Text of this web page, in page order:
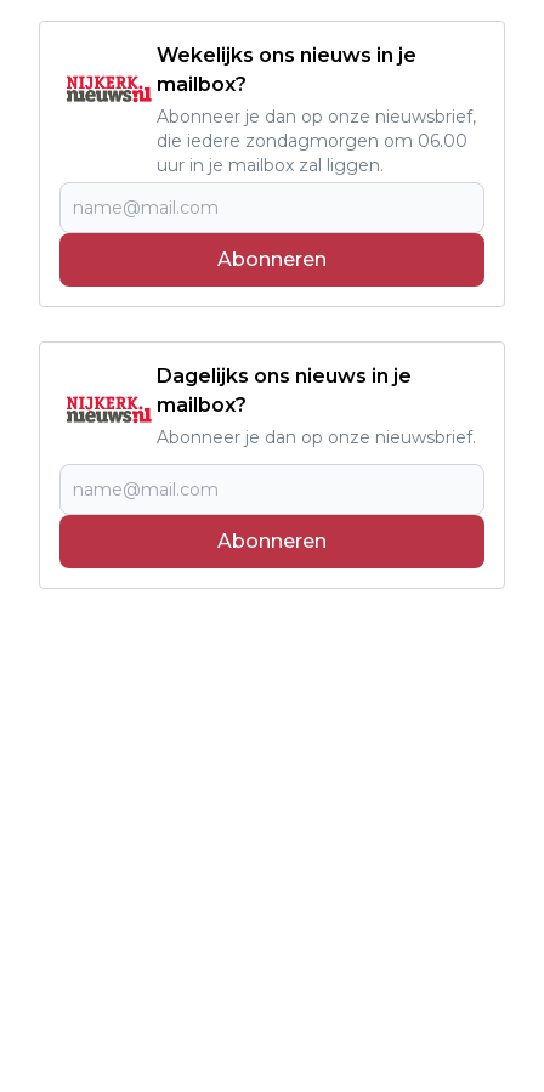
Wekelijks ons nieuws in je
mailbox?
Abonneer je dan op onze nieuwsbrief,
die iedere zondagmorgen om 06.00
uur in je mailbox zal liggen.
Abonneren
Dagelijks ons nieuws in je
mailbox?
Abonneer je dan op onze nieuwsbrief.
Abonneren